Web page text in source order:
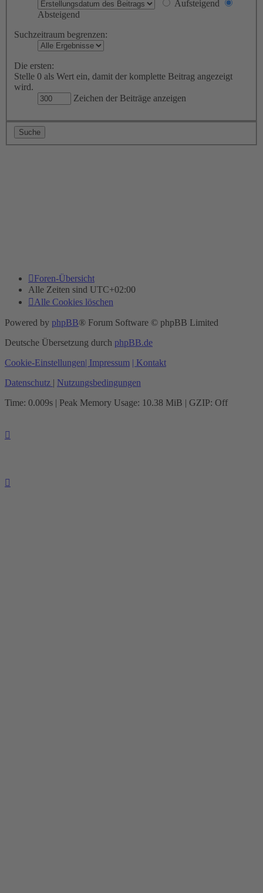
Aufsteigend
Absteigend
Suchzeitraum begrenzen:
Die ersten:
Stelle 0 als Wert ein, damit der komplette Beitrag angezeigt
wird.
Zeichen der Beiträge anzeigen
Foren-Übersicht
Alle Zeiten sind UTC+02:00
Alle Cookies löschen
Powered by phpBB® Forum Software © phpBB Limited
Deutsche Übersetzung durch phpBB.de
Cookie-Einstellungen| Impressum | Kontakt
Datenschutz | Nutzungsbedingungen
Time: 0.009s | Peak Memory Usage: 10.38 MiB | GZIP: Off